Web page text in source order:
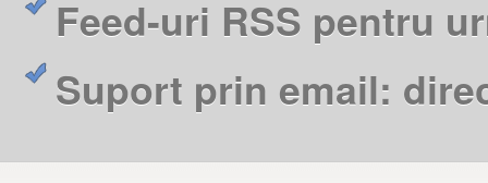
Feed-uri RSS pentru
Suport prin email: